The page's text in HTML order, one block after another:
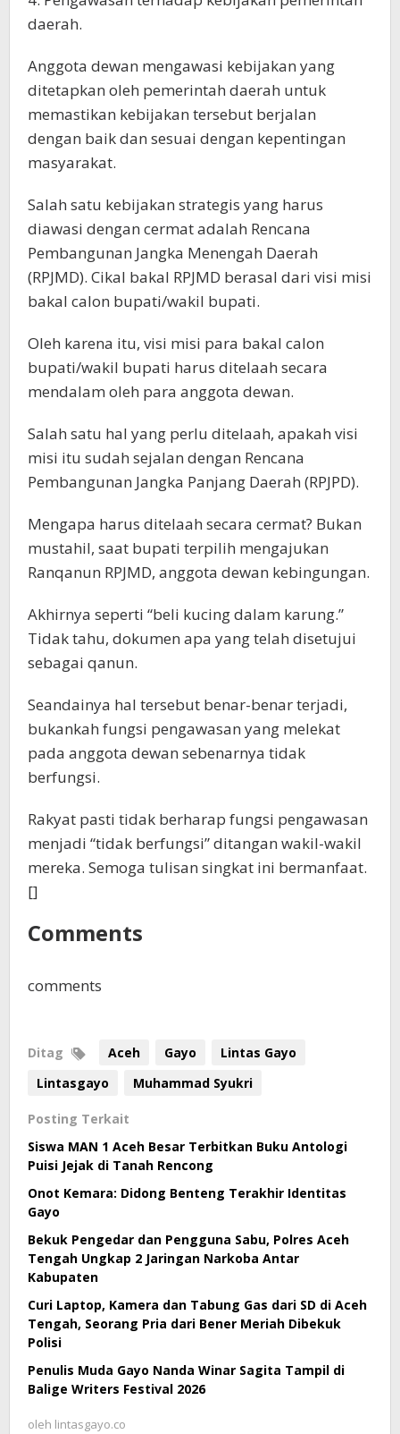
daerah.
Anggota dewan mengawasi kebijakan yang
ditetapkan oleh pemerintah daerah untuk
memastikan kebijakan tersebut berjalan
dengan baik dan sesuai dengan kepentingan
masyarakat.
Salah satu kebijakan strategis yang harus
diawasi dengan cermat adalah Rencana
Pembangunan Jangka Menengah Daerah
(RPJMD). Cikal bakal RPJMD berasal dari visi misi
bakal calon bupati/wakil bupati.
Oleh karena itu, visi misi para bakal calon
bupati/wakil bupati harus ditelaah secara
mendalam oleh para anggota dewan.
Salah satu hal yang perlu ditelaah, apakah visi
misi itu sudah sejalan dengan Rencana
Pembangunan Jangka Panjang Daerah (RPJPD).
Mengapa harus ditelaah secara cermat? Bukan
mustahil, saat bupati terpilih mengajukan
Ranqanun RPJMD, anggota dewan kebingungan.
Akhirnya seperti “beli kucing dalam karung.”
Tidak tahu, dokumen apa yang telah disetujui
sebagai qanun.
Seandainya hal tersebut benar-benar terjadi,
bukankah fungsi pengawasan yang melekat
pada anggota dewan sebenarnya tidak
berfungsi.
Rakyat pasti tidak berharap fungsi pengawasan
menjadi “tidak berfungsi” ditangan wakil-wakil
mereka. Semoga tulisan singkat ini bermanfaat.
[]
Comments
comments
Ditag Aceh Gayo
Lintas Gayo
Lintasgayo
Muhammad Syukri
Posting Terkait
Siswa MAN 1 Aceh Besar Terbitkan Buku Antologi
Puisi Jejak di Tanah Rencong
Onot Kemara: Didong Benteng Terakhir Identitas
Gayo
Bekuk Pengedar dan Pengguna Sabu, Polres Aceh
Tengah Ungkap 2 Jaringan Narkoba Antar
Kabupaten
Curi Laptop, Kamera dan Tabung Gas dari SD di Aceh
Tengah, Seorang Pria dari Bener Meriah Dibekuk
Polisi
Penulis Muda Gayo Nanda Winar Sagita Tampil di
Balige Writers Festival 2026
oleh lintasgayo.co